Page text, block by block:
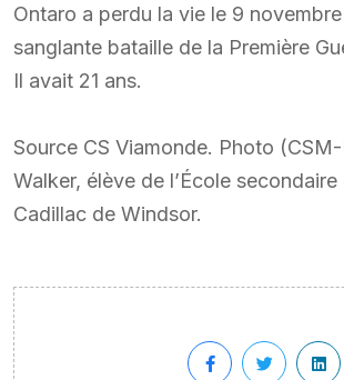
Ontaro a perdu la vie le 9 novembre
sanglante bataille de la Première
Il avait 21 ans.
Source CS Viamonde. Photo
Walker, élève de l’École
Cadillac de Windsor.